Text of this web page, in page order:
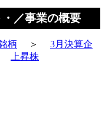
／事業の概要
柄 ＞
3月決算企
上昇株